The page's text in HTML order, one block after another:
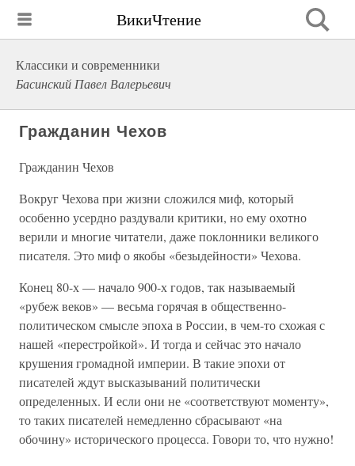
ВикиЧтение
Классики и современники
Басинский Павел Валерьевич
Гражданин Чехов
Гражданин Чехов
Вокруг Чехова при жизни сложился миф, который
особенно усердно раздували критики, но ему охотно
верили и многие читатели, даже поклонники великого
писателя. Это миф о якобы «безыдейности» Чехова.
Конец 80-х — начало 900-х годов, так называемый
«рубеж веков» — весьма горячая в общественно-
политическом смысле эпоха в России, в чем-то схожая с
нашей «перестройкой». И тогда и сейчас это начало
крушения громадной империи. В такие эпохи от
писателей ждут высказываний политически
определенных. И если они не «соответствуют моменту»,
то таких писателей немедленно сбрасывают «на
обочину» исторического процесса. Говори то, что нужно!